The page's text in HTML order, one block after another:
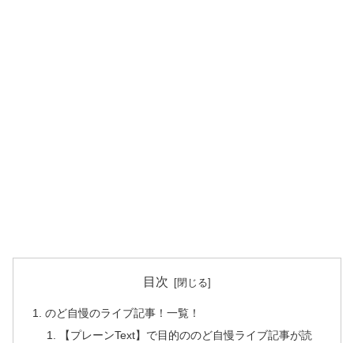
目次
のど自慢のライブ記事！一覧！
【プレーンText】で目的ののど自慢ライブ記事が読